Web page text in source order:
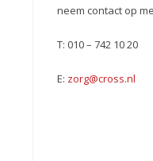
neem contact op
T: 010 – 742 10 20
E: zorg@cross.nl